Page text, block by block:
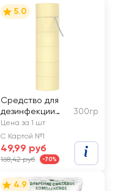
5.0
Средство для
дезинфекции
погреба ГРИН
БЭЛТ Климат,
серная дымовая
шашка и фитиль,
Арт. 01-477
300гр
Цена за 1 шт
С Картой №1
49,99 руб
168,42 руб -70%
4.9